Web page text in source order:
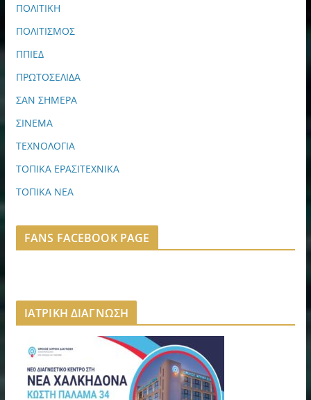
ΠΟΛΙΤΙΚΗ
ΠΟΛΙΤΙΣΜΟΣ
ΠΠΙΕΔ
ΠΡΩΤΟΣΕΛΙΔΑ
ΣΑΝ ΣΗΜΕΡΑ
ΣΙΝΕΜΑ
ΤΕΧΝΟΛΟΓΙΑ
ΤΟΠΙΚΑ ΕΡΑΣΙΤΕΧΝΙΚΑ
ΤΟΠΙΚΑ ΝΕΑ
FANS FACEBOOK PAGE
ΙΑΤΡΙΚΗ ΔΙΑΓΝΩΣΗ